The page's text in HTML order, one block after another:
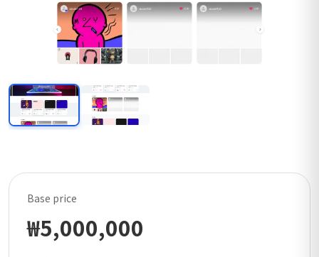
Base price
₩5,000,000